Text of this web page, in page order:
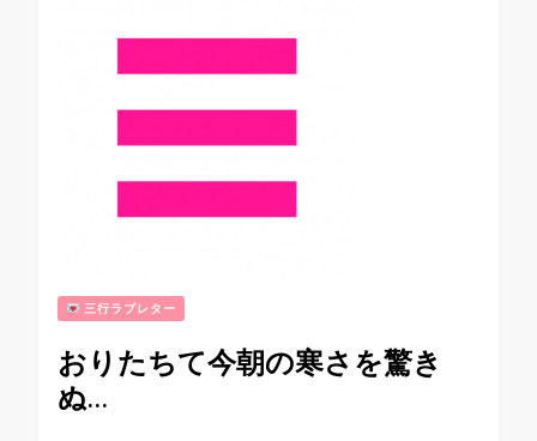
三行ラブレター
おりたちて今朝の寒さを驚き
ぬ…